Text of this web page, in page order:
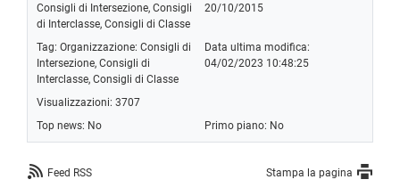
Consigli di Intersezione, Consigli
di Interclasse, Consigli di Classe
20/10/2015
Tag: Organizzazione: Consigli di
Intersezione, Consigli di
Interclasse, Consigli di Classe
Data ultima modifica:
04/02/2023 10:48:25
Visualizzazioni: 3707
Top news: No
Primo piano: No
Feed RSS Stampa la pagina